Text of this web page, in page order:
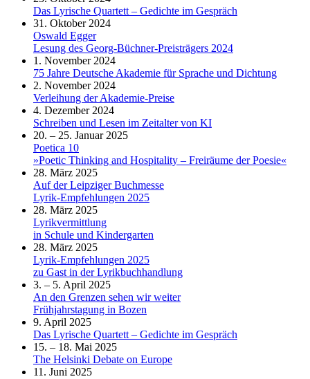
Das Lyrische Quartett – Gedichte im Gespräch
31. Oktober 2024
Oswald Egger
Lesung des Georg-Büchner-Preisträgers 2024
1. November 2024
75 Jahre Deutsche Akademie für Sprache und Dichtung
2. November 2024
Verleihung der Akademie-Preise
4. Dezember 2024
Schreiben und Lesen im Zeitalter von KI
20. – 25. Januar 2025
Poetica 10
»Poetic Thinking and Hospitality – Freiräume der Poesie«
28. März 2025
Auf der Leipziger Buchmesse
Lyrik-Empfehlungen 2025
28. März 2025
Lyrikvermittlung
in Schule und Kindergarten
28. März 2025
Lyrik-Empfehlungen 2025
zu Gast in der Lyrikbuchhandlung
3. – 5. April 2025
An den Grenzen sehen wir weiter
Frühjahrstagung in Bozen
9. April 2025
Das Lyrische Quartett – Gedichte im Gespräch
15. – 18. Mai 2025
The Helsinki Debate on Europe
11. Juni 2025